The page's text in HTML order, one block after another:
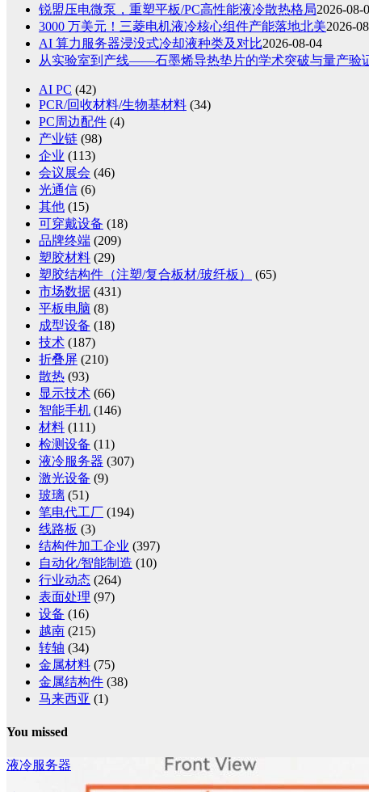
锐盟压电微泵，重塑平板/PC高性能液冷散热格局2026-08-
3000 万美元！三菱电机液冷核心组件产能落地北美2026-
AI 算力服务器浸没式冷却液种类及对比2026-08-04
从实验室到产线——石墨烯导热垫片的学术突破与量产验
AI PC (42)
PCR/回收材料/生物基材料 (34)
PC周边配件 (4)
产业链 (98)
企业 (113)
会议展会 (46)
光通信 (6)
其他 (15)
可穿戴设备 (18)
品牌终端 (209)
塑胶材料 (29)
塑胶结构件（注塑/复合板材/玻纤板）
(65)
市场数据 (431)
平板电脑 (8)
成型设备 (18)
技术 (187)
折叠屏 (210)
散热 (93)
显示技术 (66)
智能手机 (146)
材料 (111)
检测设备 (11)
液冷服务器 (307)
激光设备 (9)
玻璃 (51)
笔电代工厂 (194)
线路板 (3)
结构件加工企业 (397)
自动化/智能制造 (10)
行业动态 (264)
表面处理 (97)
设备 (16)
越南 (215)
转轴 (34)
金属材料 (75)
金属结构件 (38)
马来西亚 (1)
You missed
液冷服务器